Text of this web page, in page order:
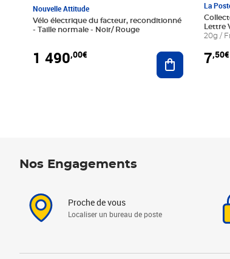
Nouvelle Attitude
Vélo électrique du facteur, reconditionné
- Taille normale - Noir/ Rouge
1 490,00€ Ajouter au
La
Lettre
20g /
7,50€
Nos Engagements
Proche de vous
Localiser un bureau de poste